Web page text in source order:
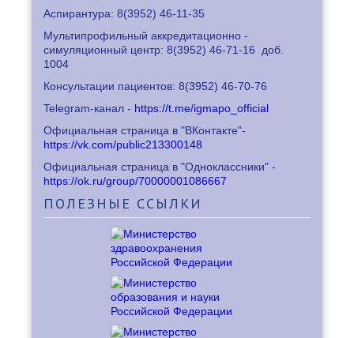
Аспирантура: 8(3952) 46-11-35
Мультипрофильный аккредитационно -
симуляционный центр: 8(3952) 46-71-16
доб.
1004
Консультации пациентов: 8(3952) 46-70-76
Telegram-канал - https://t.me/igmapo_official
Официальная страница в "ВКонтакте"-
https://vk.com/public213300148
Официальная страница в "Одноклассники" -
https://ok.ru/group/70000001086667
ПОЛЕЗНЫЕ ССЫЛКИ